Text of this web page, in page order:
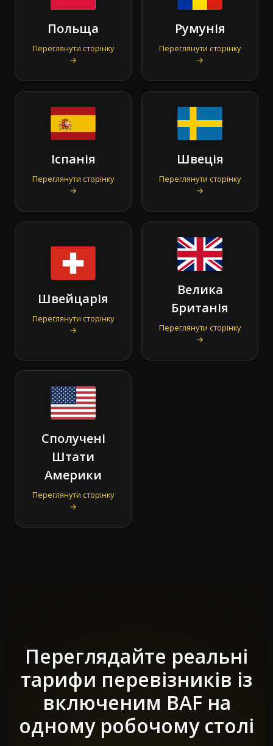
Польща
Переглянути сторінку
→
Румунія
Переглянути сторінку
→
Іспанія
Переглянути сторінку
→
Швеція
Переглянути сторінку
→
Швейцарія
Переглянути сторінку
→
Велика
Британія
Переглянути сторінку
→
Сполучені
Штати
Америки
Переглянути сторінку
→
Переглядайте реальні
тарифи перевізників із
включеним BAF на
одному робочому столі